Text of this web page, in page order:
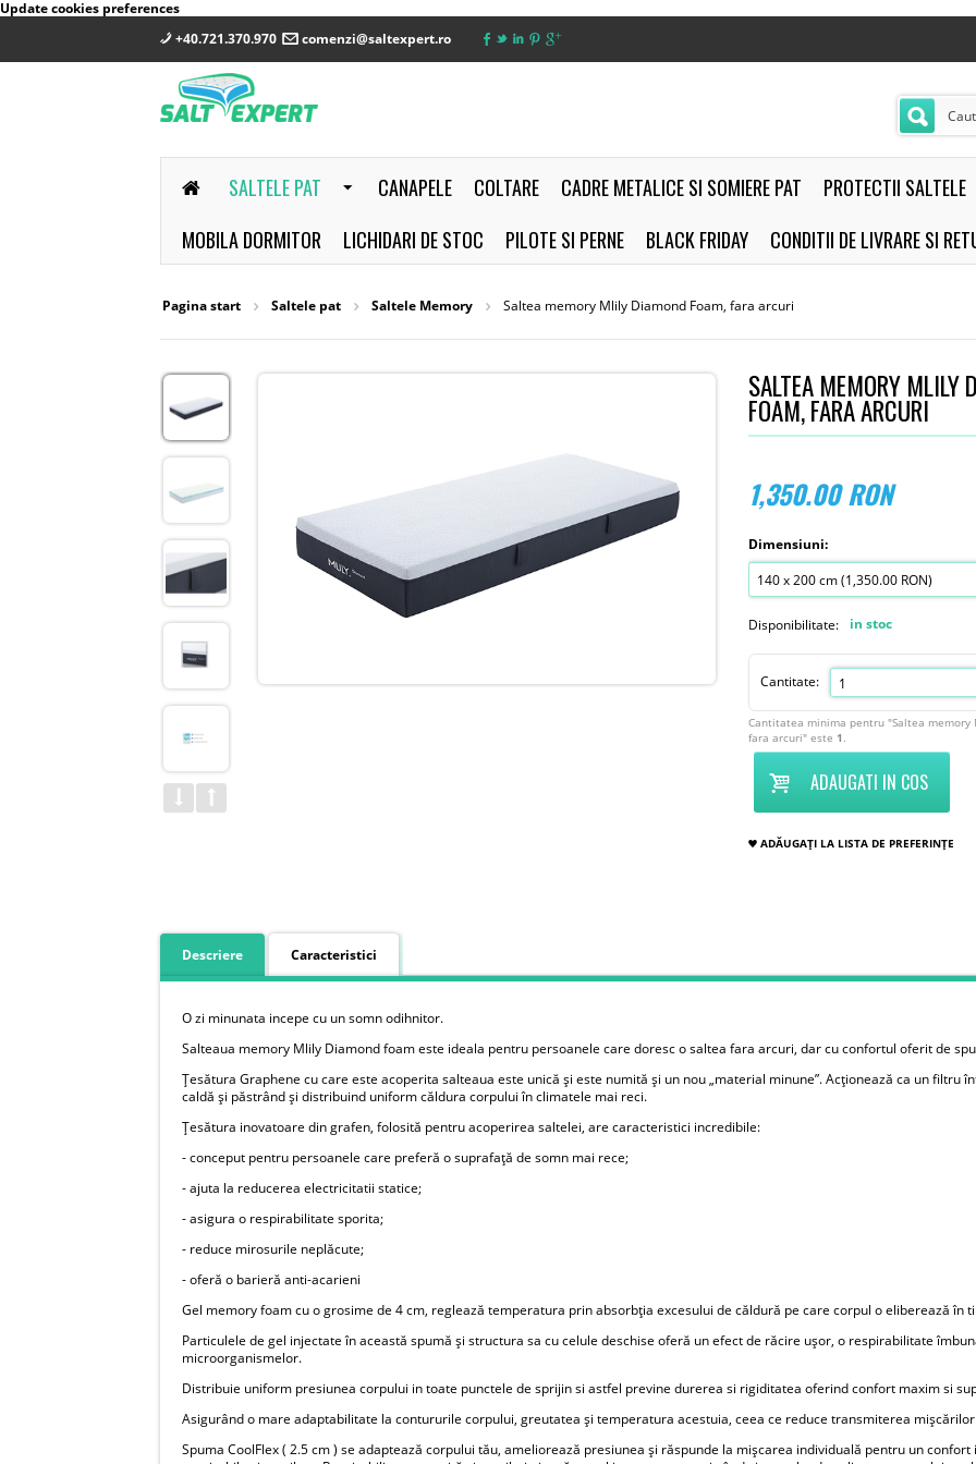
Update cookies preferences
+40.721.370.970
comenzi@saltexpert.ro
SALTELE PAT CANAPELE COLTARE CADRE METALICE SI SOMIERE PAT PROTECTII SALTELE
MOBILA DORMITOR
LICHIDARI DE STOC PILOTE SI PERNE BLACK FRIDAY CONDITII DE LIVRARE SI
Pagina start Saltele pat Saltele Memory Saltea memory Mlily Diamond Foam, fara arcuri
SALTEA MEMORY MLILY
FOAM, FARA ARCURI
1,350.00 RON
Dimensiuni:
Disponibilitate: in stoc
Cantitate:
Cantitatea minima pentru "Saltea memory
fara arcuri" este 1 .
ADAUGATI IN COS
ADĂUGAȚI LA LISTA DE PREFERINȚE
Descriere Caracteristici
O zi minunata incepe cu un somn odihnitor.
Salteaua memory Mlily Diamond foam este ideala pentru persoanele care doresc o saltea fara arcuri, dar cu confortul oferit de
Țesătura Graphene cu care este acoperita salteaua este unică și este numită și un nou „material minune”. Acționează ca un filtru
caldă și păstrând și distribuind uniform căldura corpului în climatele mai reci.
Țesătura inovatoare din grafen, folosită pentru acoperirea saltelei, are caracteristici incredibile:
- conceput pentru persoanele care preferă o suprafață de somn mai rece;
- ajuta la reducerea electricitatii statice;
- asigura o respirabilitate sporita;
- reduce mirosurile neplăcute;
- oferă o barieră anti-acarieni
Gel memory foam cu o grosime de 4 cm, reglează temperatura prin absorbția excesului de căldură pe care corpul o eliberează în
Particulele de gel injectate în această spumă și structura sa cu celule deschise oferă un efect de răcire ușor, o respirabilitate
microorganismelor.
Distribuie uniform presiunea corpului in toate punctele de sprijin si astfel previne durerea si rigiditatea oferind confort maxim si
Asigurând o mare adaptabilitate la contururile corpului, greutatea și temperatura acestuia, ceea ce reduce transmiterea
Spuma CoolFlex ( 2.5 cm ) se adaptează corpului tău, ameliorează presiunea și răspunde la mișcarea individuală pentru un